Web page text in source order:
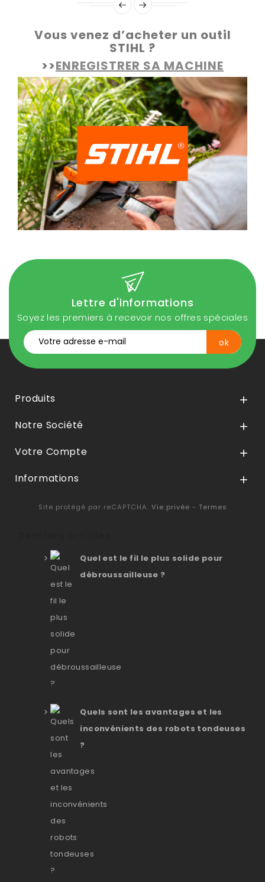
Vous venez d’acheter un outil
STIHL ?
>>ENREGISTRER SA MACHINE
Lettre d'informations
Soyez les premiers à recevoir nos offres spéciales
Produits 
Notre Société 
Votre Compte 
Informations 
Site protégé par reCAPTCHA. Vie privée - Termes
Quel est le fil le plus solide pour
débroussailleuse ?
Quels sont les avantages et les
inconvénients des robots tondeuses
?